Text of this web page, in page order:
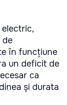
de
în funcțiune
un deficit de
ca
și durata